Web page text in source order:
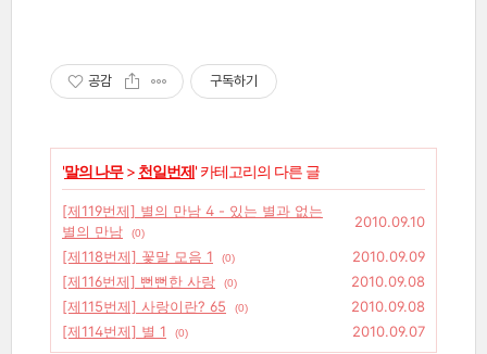
공감 구독하기
'말의 나무> 천일번제' 카테고리의 다른 글
[제119번제] 별의 만남 4 - 있는 별과 없는
별의 만남
(0)
2010.09.10
[제118번제] 꽃말 모음 1
(0)
2010.09.09
[제116번제] 뻔뻔한 사랑
(0)
2010.09.08
[제115번제] 사랑이란? 65
(0)
2010.09.08
[제114번제] 별 1
(0) 2010.09.07